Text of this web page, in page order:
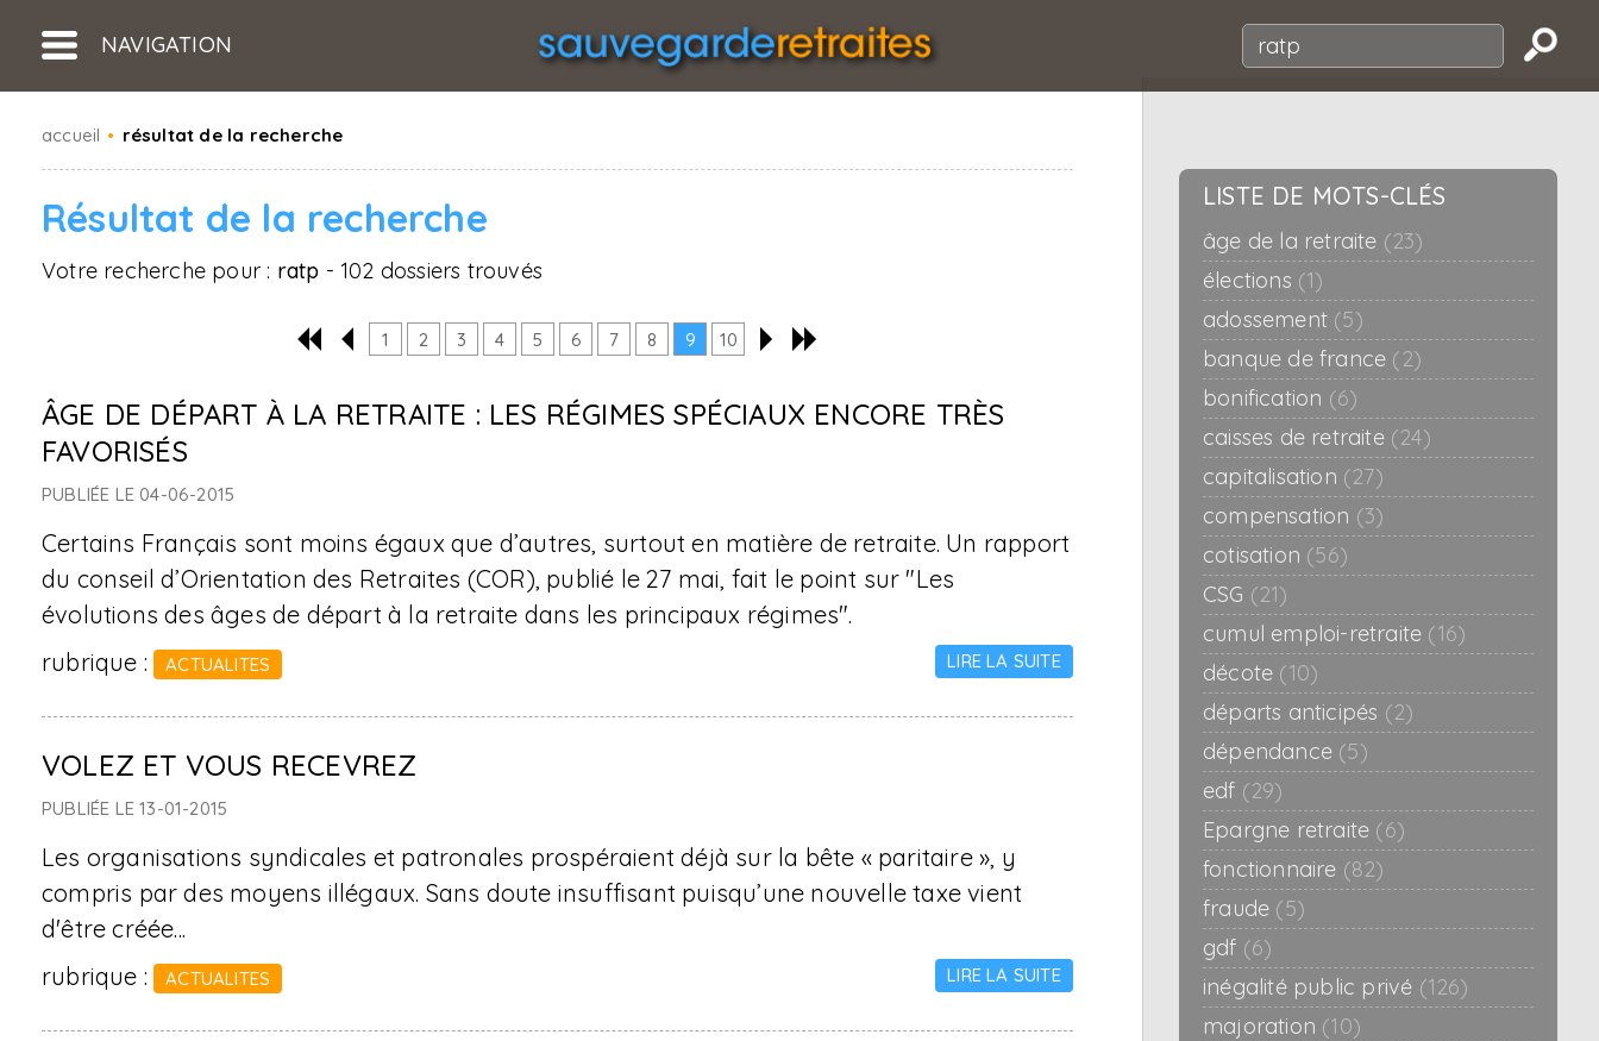
NAVIGATION
accueil • résultat de la recherche
Résultat de la recherche
Votre recherche pour : ratp - 102 dossiers trouvés
1 2 3 4 5 6 7 8 9 10
ÂGE DE DÉPART À LA RETRAITE : LES RÉGIMES SPÉCIAUX ENCORE TRÈS
FAVORISÉS
PUBLIÉE LE 04-06-2015
Certains Français sont moins égaux que d’autres, surtout en matière de retraite. Un rapport
du conseil d’Orientation des Retraites (COR), publié le 27 mai, fait le point sur "Les
évolutions des âges de départ à la retraite dans les principaux régimes".
rubrique : ACTUALITES LIRE LA SUITE
VOLEZ ET VOUS RECEVREZ
PUBLIÉE LE 13-01-2015
Les organisations syndicales et patronales prospéraient déjà sur la bête « paritaire », y
compris par des moyens illégaux. Sans doute insuffisant puisqu’une nouvelle taxe vient
d'être créée...
rubrique : ACTUALITES LIRE LA SUITE
LISTE DE MOTS-CLÉS
âge de la retraite (23)
élections (1)
adossement (5)
banque de france (2)
bonification (6)
caisses de retraite (24)
capitalisation (27)
compensation (3)
cotisation (56)
CSG (21)
cumul emploi-retraite (16)
décote (10)
départs anticipés (2)
dépendance (5)
edf (29)
Epargne retraite (6)
fonctionnaire (82)
fraude (5)
gdf (6)
inégalité public privé (126)
majoration (10)